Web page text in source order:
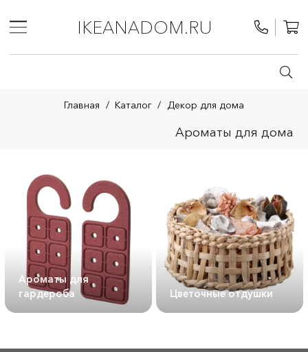
IKEANADOM.RU
Главная / Каталог / Декор для дома
Ароматы для дома
Ароматы для
гардероба
Цветочные отдушки